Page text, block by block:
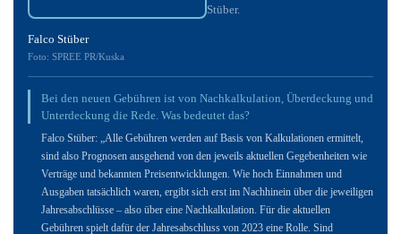
Stüber.
Falco Stüber
Foto: SPREE PR/Kuska
Bei den neuen Gebühren ist von Nachkalkulation, Überdeckung und
Unterdeckung die Rede. Was bedeutet das?
Falco Stüber: „Alle Gebühren werden auf Basis von Kalkulationen ermittelt,
sind also Prognosen ausgehend von den jeweils aktuellen Gegebenheiten wie
Verträge und bekannten Preisentwicklungen. Wie hoch Einnahmen und
Ausgaben tatsächlich waren, ergibt sich erst im Nachhinein über die jeweiligen
Jahresabschlüsse – also über eine Nachkalkulation. Für die aktuellen
Gebühren spielt dafür der Jahresabschluss von 2023 eine Rolle. Sind